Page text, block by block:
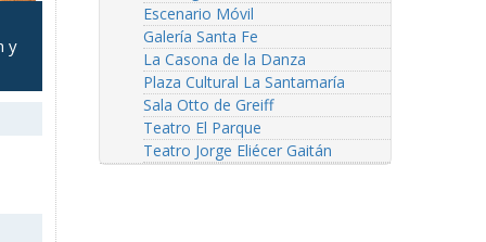
y
Escenario Móvil
Galería Santa Fe
La Casona de la Danza
Plaza Cultural La Santamaría
Sala Otto de Greiff
Teatro El Parque
Teatro Jorge Eliécer Gaitán